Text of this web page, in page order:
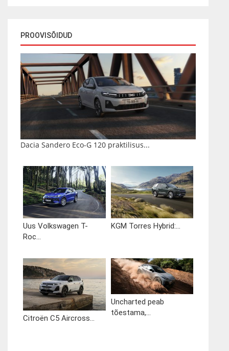
PROOVISÕIDUD
Dacia Sandero Eco-G 120 praktilisus...
Uus Volkswagen T-
Roc...
KGM Torres Hybrid:...
Citroën C5 Aircross...
Uncharted peab
tõestama,...